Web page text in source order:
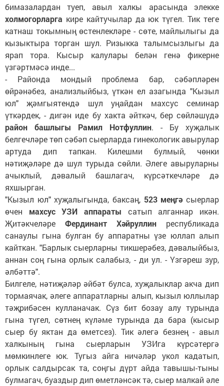
бимазалардан туеп, авыл халкы арасында элекке
холмогорларга кире кайтучылар да юк түгел. Тик теге
катнаш токымның өстенлекләре - сөте, майлылыгы да
кызыктыра торган шул. Ризыкка талымсызлыгы да
ярап тора. Кысыр калулары белән генә фикерне
үзгәртмәсә инде...
- Районда мондый проблема бар, сәбәпләрен
өйрәнәбез, анализлыйбыз, үткән ел азагында "Кызыл
юл" җәмгыятендә шул уңайдан махсус семинар
үткәрдек, - дигән иде бу хакта әйткәч, бер сөйләшүдә
район башлыгы Рамил Нотфуллин. - Бу хуҗалык
белгечләре төп сәбәп сыерларда гинекологик авырулар
артуда дип тапкан. Килешми булмый, чөнки
нәтиҗәләре дә шул турыда сөйли. Әлеге авыруларны
ачыклый, дәвалый башлагач, күрсәткечләре дә
яхшырган.
"Кызыл юл" хуҗалыгында, баксаң, 523 меңгәсыерлар
өчен махсус УЗИ аппараты сатып алганнар икән.
Җитәкчеләре Фердинант Хәйруллин республикада
санаулы гына булган бу аппаратны үзе юллап алып
кайткан. "Барлык сыерларны тикшерәбез, дәвалыйбыз,
аннан соң гына орлык салабыз, - ди ул. - Үзгәреш зур,
әлбәттә".
Билгеле, нәтиҗәләр әйбәт булса, хуҗалыклар акча дип
тормаячак, әлеге аппаратларны алып, кызыл юллылар
тәҗрибәсен кулланачак. Сүз бит бозау алу турында
гына түгел, сөтнең күләме турында да бара (кысыр
сыер бу яктан да өметсез). Тик әлегә безнең - авыл
халкының гына сыерларын УЗИга күрсәтергә
мөмкинлеге юк. Тугыз айга ничәләр укол кадатып,
орлык салдырсак та, соңгы дүрт айда тавышы-тыны
булмагач, буаздыр дип өметләнсәк тә, сыер малкай әле